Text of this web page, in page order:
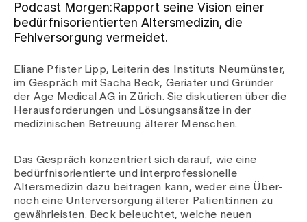
Angebot
Medien
Jobs & Karriere
Podcast Morgen:Rapport seine Vision einer
bedürfnisorientierten Altersmedizin, die
Fehlversorgung vermeidet.
Eliane Pfister Lipp, Leiterin des Instituts Neumünster,
im Gespräch mit Sacha Beck, Geriater und Gründer
der Age Medical AG in Zürich. Sie diskutieren über die
Herausforderungen und Lösungsansätze in der
medizinischen Betreuung älterer Menschen.
Das Gespräch konzentriert sich darauf, wie eine
bedürfnisorientierte und interprofessionelle
Altersmedizin dazu beitragen kann, weder eine Über-
noch eine Unterversorgung älterer Patient:innen zu
gewährleisten. Beck beleuchtet, welche neuen